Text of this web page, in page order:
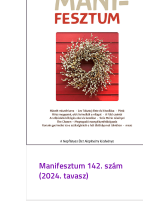
Manifesztum 142. szám
(2024. tavasz)